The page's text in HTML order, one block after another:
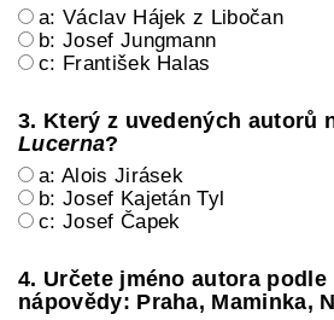
a: Václav Hájek z Libočan
b: Josef Jungmann
c: František Halas
3. Který z uvedených autorů
Lucerna?
a: Alois Jirásek
b: Josef Kajetán Tyl
c: Josef Čapek
4. Určete jméno autora
nápovědy: Praha, Maminka,